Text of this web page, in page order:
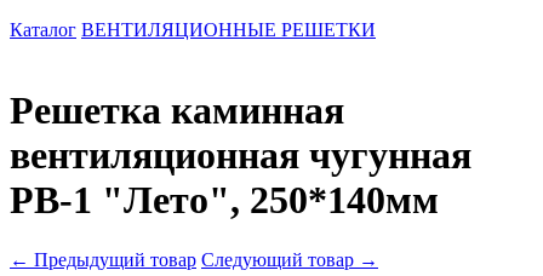
Каталог ВЕНТИЛЯЦИОННЫЕ РЕШЕТКИ
Решетка каминная
вентиляционная чугунная
РВ-1 "Лето", 250*140мм
← Предыдущий товар Следующий товар →